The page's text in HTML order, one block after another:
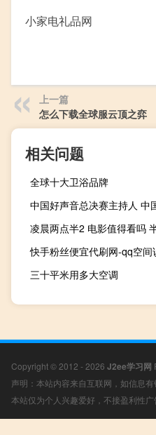
小家电礼品网
上一篇
怎么下载全球服云顶之弈
相关问题
全球十大卫浴品牌
中国好声音总决赛主持人 中
凌晨两点半2 电影值得看吗
快手粉丝便宜代刷网-qq空
三十平米用多大空调
Copyright © 2012 - 2026 J2ee学习网
声明：本站内容来自互联网，如信息
本站仅为个人兴趣爱好，不接盈利性